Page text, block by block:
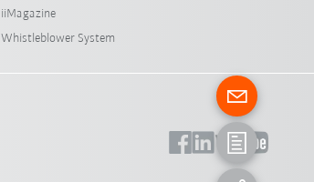
iiMagazine
Whistleblower System